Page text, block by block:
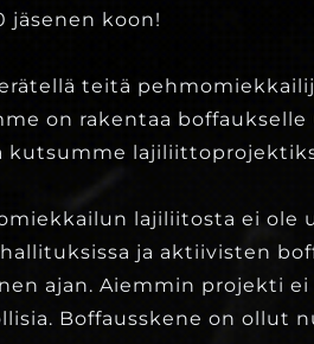
jäsenen koon!
teitä
on rakentaa boffaukselle
kutsumme
lajiliitosta ei ole
ja aktiivisten
ajan. Aiemmin projekti
Boffausskene on ollut